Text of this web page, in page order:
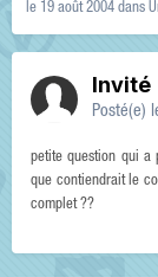
le 19 août 2004 dans
Invité
Posté(e)
petite question qui
que contiendrait le
complet ??